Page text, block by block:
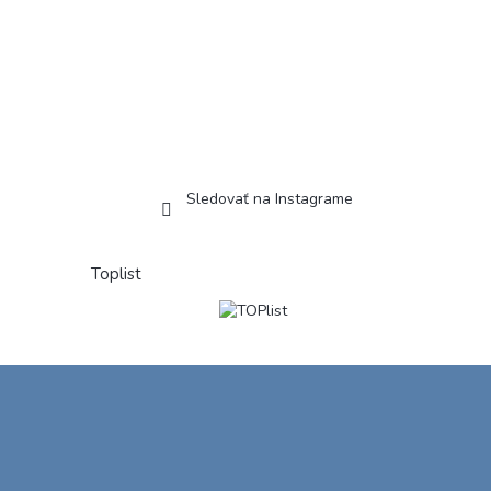
Sledovať na Instagrame
Toplist